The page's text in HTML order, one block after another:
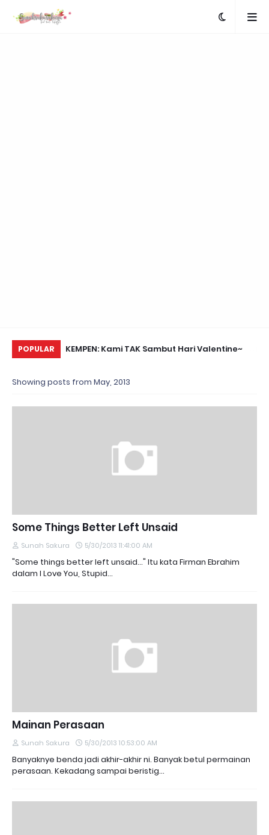
POPULAR
Retreats, KEMPEN: Kami TAK Sambut Hari Valentine~
Showing posts from May, 2013
Some Things Better Left Unsaid
Sunah Sakura 5/30/2013 11:41:00 AM
"Some things better left unsaid..." Itu kata Firman Ebrahim
dalam I Love You, Stupid…
Mainan Perasaan
Sunah Sakura 5/30/2013 10:53:00 AM
Banyaknye benda jadi akhir-akhir ni. Banyak betul permainan
perasaan. Kekadang sampai beristig…